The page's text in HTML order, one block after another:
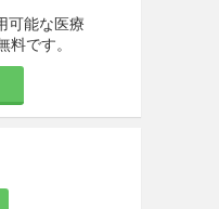
可能な医療
料です。